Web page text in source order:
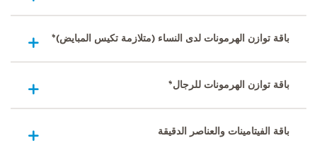
باقة توازن الهرمونات لدى النساء (متلازمة تكيس المبايض)*
باقة توازن الهرمونات للرجال*
باقة الفيتامينات والعناصر الدقيقة